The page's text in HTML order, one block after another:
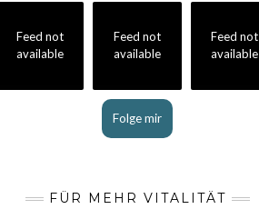
Feed not
available
Feed not
available
Feed not
available
Folge mir
FÜR MEHR VITALITÄT